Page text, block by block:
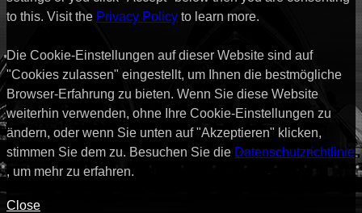
to this. Visit the Privacy Policy to learn more.
Die Cookie-Einstellungen auf dieser Website sind auf
"Cookies zulassen" eingestellt, um Ihnen die bestmögliche
Browser-Erfahrung zu bieten. Wenn Sie diese Website
weiterhin verwenden, ohne Ihre Cookie-Einstellungen zu
ändern, oder wenn Sie unten auf "Akzeptieren" klicken,
stimmen Sie dem zu. Besuchen Sie die Datenschutzrichtlinie
, um mehr zu erfahren.
Close